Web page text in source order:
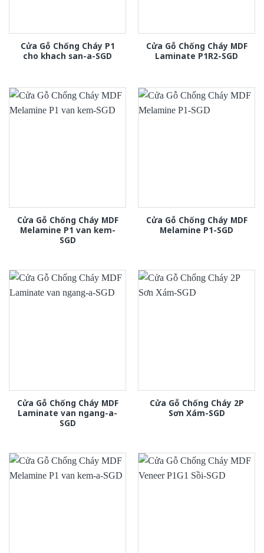
Cửa Gỗ Chống Cháy P1
cho khach san-a-SGD
Cửa Gỗ Chống Cháy MDF
Laminate P1R2-SGD
Cửa Gỗ Chống Cháy MDF
Melamine P1 van kem-
SGD
Cửa Gỗ Chống Cháy MDF
Melamine P1-SGD
Cửa Gỗ Chống Cháy MDF
Laminate van ngang-a-
SGD
Cửa Gỗ Chống Cháy 2P
Sơn Xám-SGD